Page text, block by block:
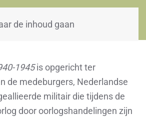
de inhoud gaan
1945is opgericht ter
de medeburgers, Nederlandse
militair die tijdens de
door oorlogshandelingen zijn